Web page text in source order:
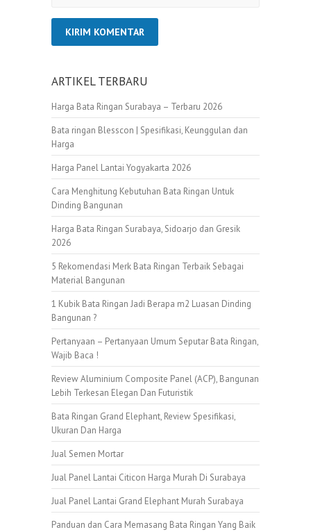
ARTIKEL TERBARU
Harga Bata Ringan Surabaya – Terbaru 2026
Bata ringan Blesscon | Spesifikasi, Keunggulan dan
Harga
Harga Panel Lantai Yogyakarta 2026
Cara Menghitung Kebutuhan Bata Ringan Untuk
Dinding Bangunan
Harga Bata Ringan Surabaya, Sidoarjo dan Gresik
2026
5 Rekomendasi Merk Bata Ringan Terbaik Sebagai
Material Bangunan
1 Kubik Bata Ringan Jadi Berapa m2 Luasan Dinding
Bangunan ?
Pertanyaan – Pertanyaan Umum Seputar Bata Ringan,
Wajib Baca !
Review Aluminium Composite Panel (ACP), Bangunan
Lebih Terkesan Elegan Dan Futuristik
Bata Ringan Grand Elephant, Review Spesifikasi,
Ukuran Dan Harga
Jual Semen Mortar
Jual Panel Lantai Citicon Harga Murah Di Surabaya
Jual Panel Lantai Grand Elephant Murah Surabaya
Panduan dan Cara Memasang Bata Ringan Yang Baik